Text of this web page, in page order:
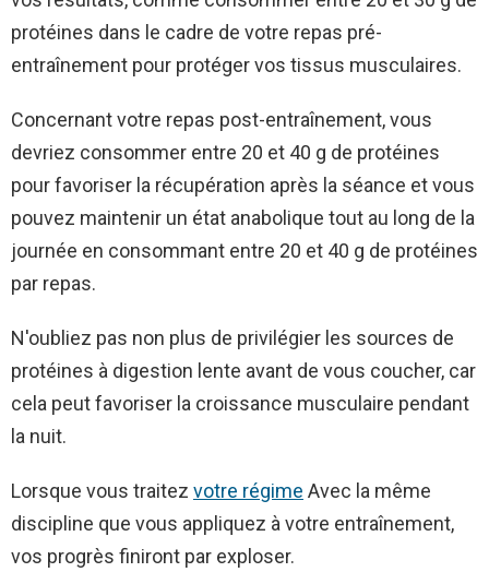
protéines dans le cadre de votre repas pré-
entraînement pour protéger vos tissus musculaires.
Concernant votre repas post-entraînement, vous
devriez consommer entre 20 et 40 g de protéines
pour favoriser la récupération après la séance et vous
pouvez maintenir un état anabolique tout au long de la
journée en consommant entre 20 et 40 g de protéines
par repas.
N'oubliez pas non plus de privilégier les sources de
protéines à digestion lente avant de vous coucher, car
cela peut favoriser la croissance musculaire pendant
la nuit.
Lorsque vous traitez votre régime Avec la même
discipline que vous appliquez à votre entraînement,
vos progrès finiront par exploser.